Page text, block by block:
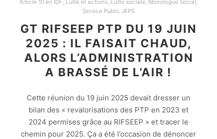
Article 10 en IDF, Lutte et actions, Lutte sociale, Monologue Social ,
Service Public JEPS
GT RIFSEEP PTP DU 19 JUIN
2025 : IL FAISAIT CHAUD,
ALORS L’ADMINISTRATION
A BRASSÉ DE L’AIR !
Cette réunion du 19 juin 2025 devait dresser un
bilan des « revalorisations des PTP en 2023 et
2024 permises grâce au RIFSEEP » et tracer le
chemin pour 2025. Ça a été l’occasion de dénoncer